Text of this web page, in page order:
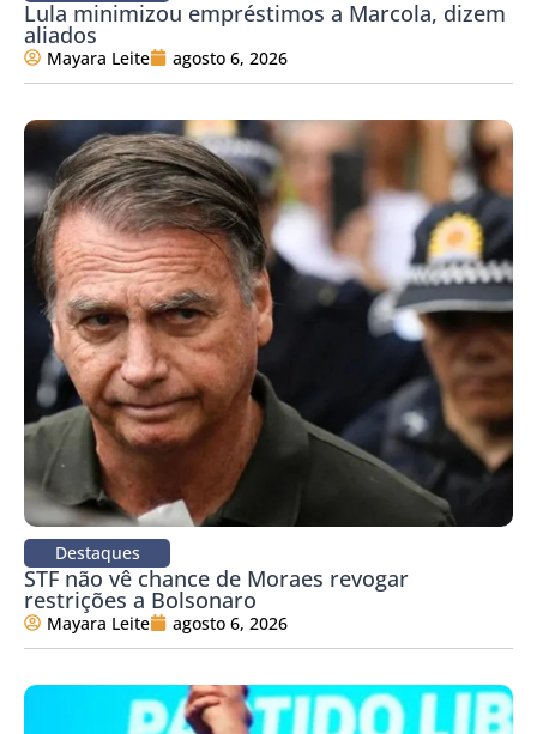
Lula minimizou empréstimos a Marcola, dizem
aliados
Mayara Leite agosto 6, 2026
Destaques
STF não vê chance de Moraes revogar
restrições a Bolsonaro
Mayara Leite agosto 6, 2026